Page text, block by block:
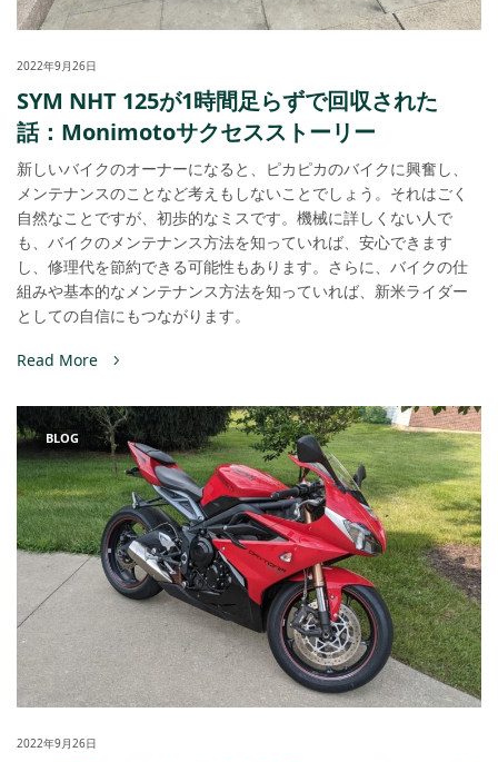
2022年9月26日
SYM NHT 125が1時間足らずで回収された
話：Monimotoサクセスストーリー
新しいバイクのオーナーになると、ピカピカのバイクに興奮し、
メンテナンスのことなど考えもしないことでしょう。それはごく
自然なことですが、初歩的なミスです。機械に詳しくない人で
も、バイクのメンテナンス方法を知っていれば、安心できます
し、修理代を節約できる可能性もあります。さらに、バイクの仕
組みや基本的なメンテナンス方法を知っていれば、新米ライダー
としての自信にもつながります。
Read More
BLOG
2022年9月26日